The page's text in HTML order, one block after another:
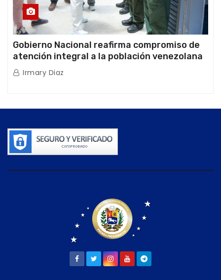
Gobierno Nacional reafirma compromiso de
atención integral a la población venezolana
tras doblete sísmico
Irmary Diaz